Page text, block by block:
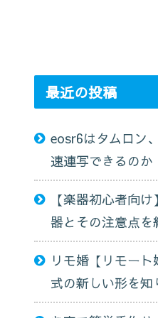
最近の投稿
eosr6はタムロン
速連写できるのか
【楽器初心者向
器とその注意点を
リモ婚【リモー
式の新しい形を知